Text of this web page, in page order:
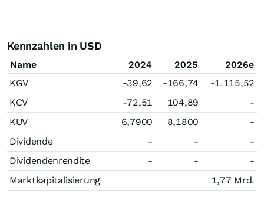
Kennzahlen in USD
Name 2024 2025
2026e
KGV
-39,62 -166,74
-1.115,52
KCV
-72,51 104,89
-
KUV
6,7900 8,1800
-
Dividende
- -
-
Dividendenrendite
- -
-
Marktkapitalisierung
1,77 Mrd.